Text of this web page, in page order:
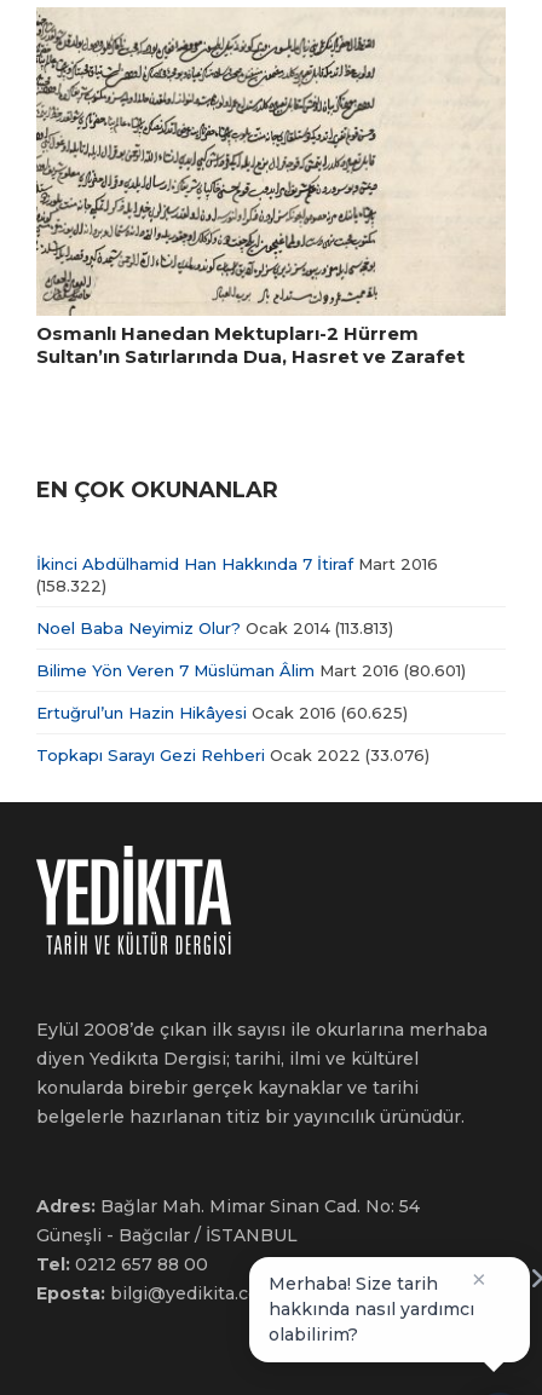
Osmanlı Hanedan Mektupları-2 Hürrem
Sultan’ın Satırlarında Dua, Hasret ve Zarafet
EN ÇOK OKUNANLAR
İkinci Abdülhamid Han Hakkında 7 İtirafMart 2016
(158.322)
Noel Baba Neyimiz Olur? Ocak 2014 (113.813)
Bilime Yön Veren 7 Müslüman Âlim Mart 2016 (80.601)
Ertuğrul’un Hazin Hikâyesi Ocak 2016 (60.625)
Topkapı Sarayı Gezi Rehberi Ocak 2022 (33.076)
Eylül 2008’de çıkan ilk sayısı ile okurlarına merhaba
diyen Yedikıta Dergisi; tarihi, ilmi ve kültürel
konularda birebir gerçek kaynaklar ve tarihi
belgelerle hazırlanan titiz bir yayıncılık ürünüdür.
Adres: Bağlar Mah. Mimar Sinan Cad. No: 54
Güneşli - Bağcılar / İSTANBUL
Tel: 0212 657 88 00
Eposta: bilgi@yedikita.com.tr
×
Merhaba! Size tarih
hakkında nasıl yardımcı
olabilirim?